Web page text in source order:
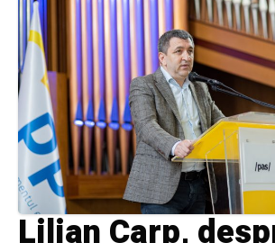
Lilian Carp,